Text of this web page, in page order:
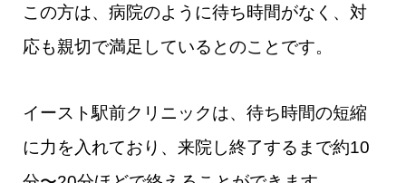
この方は、病院のように待ち時間がなく、対
応も親切で満足しているとのことです。
イースト駅前クリニックは、待ち時間の短縮
に力を入れており、来院し終了するまで約10